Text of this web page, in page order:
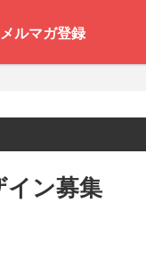
メルマガ登録
イン募集